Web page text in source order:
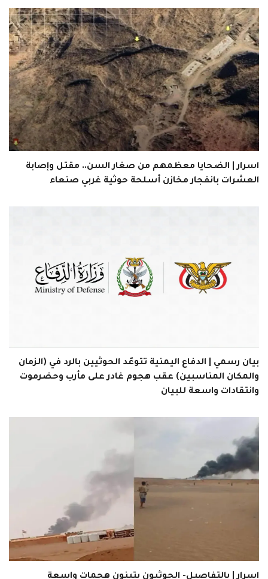
اسرار | الضحايا معظمهم من صغار السن.. مقتل وإصابة
العشرات بانفجار مخازن أسلحة حوثية غربي صنعاء
بيان رسمي | الدفاع اليمنية تتوعّد الحوثيين بالرد في (الزمان
والمكان المناسبين) عقب هجوم غادر على مأرب وحضرموت
وانتقادات واسعة للبيان
اسرار | بالتفاصيل- الحوثيون يتبنون هجمات واسعة